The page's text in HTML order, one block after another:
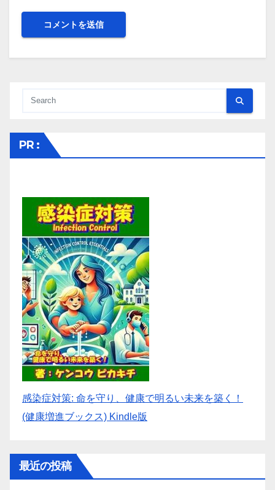
PR :
感染症対策: 命を守り、健康で明るい未来を築く！
(健康増進ブックス) Kindle版
最近の投稿